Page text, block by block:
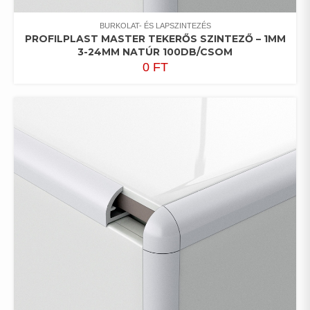
BURKOLAT- ÉS LAPSZINTEZÉS
PROFILPLAST MASTER TEKERŐS SZINTEZŐ – 1MM
3-24MM NATÚR 100DB/CSOM
0 FT